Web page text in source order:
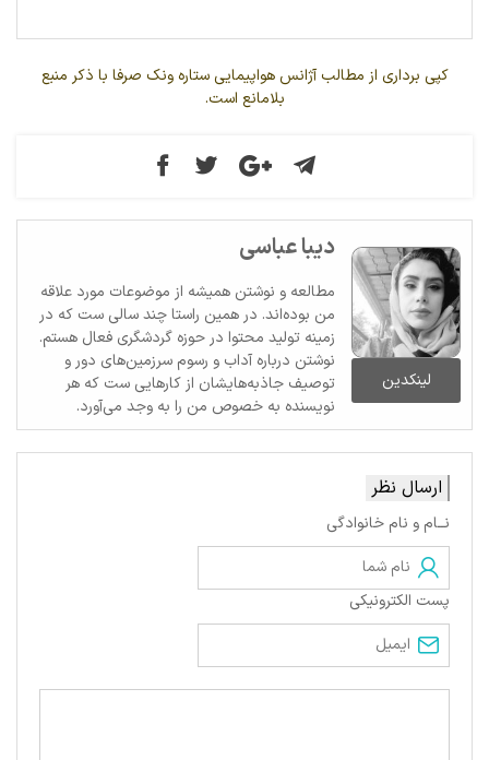
کپی برداری از مطالب آژانس هواپیمایی ستاره ونک صرفا با ذکر منبع
بلامانع است.
لینکدین
دیبا عباسی
مطالعه و نوشتن همیشه از موضوعات مورد علاقه
من بوده‌اند. در همین راستا چند سالی ست که در
زمینه تولید محتوا در حوزه گردشگری فعال هستم.
نوشتن درباره آداب و رسوم سرزمین‌های دور و
توصیف جاذبه‌هایشان از کارهایی ست که هر
نویسنده به خصوص من را به وجد می‌آورد.
ارسال نظر
نــام و نام خانوادگی
پست الکترونیکی